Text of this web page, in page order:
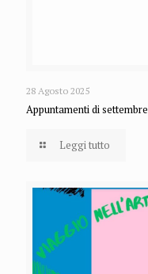
28 Agosto 2025
Appuntamenti di settembre
Leggi tutto